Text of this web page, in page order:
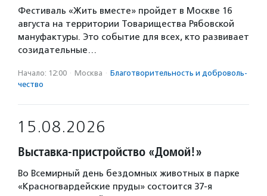
Фестиваль «Жить вместе» пройдет в Москве 16
августа на территории Товарищества Рябовской
мануфактуры. Это событие для всех, кто развивает
созидательные…
Начало: 12:00 · Москва · Благотвори­тель­ность и доброволь­
чест­во
15.08.2026
Выставка-пристройство «Домой!»
Во Всемирный день бездомных животных в парке
«Красногвардейские пруды» состоится 37-я